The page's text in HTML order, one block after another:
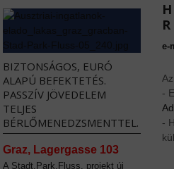
BIZTONSÁGOS, EURÓ
ALAPÚ BEFEKTETÉS.
PASSZÍV JÖVEDELEM
TELJES
BÉRLŐMENEDZSMENTTEL.
Graz, Lagergasse 103
A Stadt.Park.Fluss. projekt új
e-
-
-